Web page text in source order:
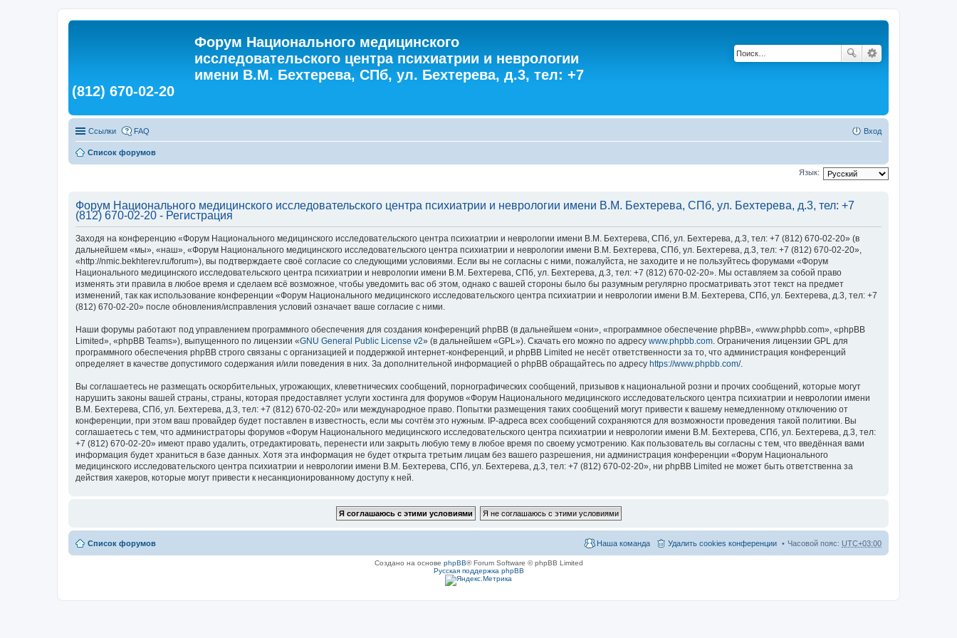
Форум Национального медицинского
исследовательского центра психиатрии и неврологии
имени В.М. Бехтерева, СПб, ул. Бехтерева, д.3, тел: +7
(812) 670-02-20
Ссылки FAQ Вход
Список форумов
Язык:
Форум Национального медицинского исследовательского центра психиатрии и неврологии имени В.М. Бехтерева, СПб, ул. Бехтерева, д.3, тел: +7
(812) 670-02-20 - Регистрация
Заходя на конференцию «Форум Национального медицинского исследовательского центра психиатрии и неврологии имени В.М. Бехтерева, СПб, ул. Бехтерева, д.3, тел: +7 (812) 670-02-20» (в
дальнейшем «мы», «наш», «Форум Национального медицинского исследовательского центра психиатрии и неврологии имени В.М. Бехтерева, СПб, ул. Бехтерева, д.3, тел: +7 (812) 670-02-20»,
«http://nmic.bekhterev.ru/forum»), вы подтверждаете своё согласие со следующими условиями. Если вы не согласны с ними, пожалуйста, не заходите и не пользуйтесь форумами «Форум
Национального медицинского исследовательского центра психиатрии и неврологии имени В.М. Бехтерева, СПб, ул. Бехтерева, д.3, тел: +7 (812) 670-02-20». Мы оставляем за собой право
изменять эти правила в любое время и сделаем всё возможное, чтобы уведомить вас об этом, однако с вашей стороны было бы разумным регулярно просматривать этот текст на предмет
изменений, так как использование конференции «Форум Национального медицинского исследовательского центра психиатрии и неврологии имени В.М. Бехтерева, СПб, ул. Бехтерева, д.3, тел: +7
(812) 670-02-20» после обновления/исправления условий означает ваше согласие с ними.
Наши форумы работают под управлением программного обеспечения для создания конференций phpBB (в дальнейшем «они», «программное обеспечение phpBB», «www.phpbb.com», «phpBB
Limited», «phpBB Teams»), выпущенного по лицензии «GNU General Public License v2» (в дальнейшем «GPL»). Скачать его можно по адресу www.phpbb.com. Ограничения лицензии GPL для
программного обеспечения phpBB строго связаны с организацией и поддержкой интернет-конференций, и phpBB Limited не несёт ответственности за то, что администрация конференций
определяет в качестве допустимого содержания и/или поведения в них. За дополнительной информацией о phpBB обращайтесь по адресу https://www.phpbb.com/.
Вы соглашаетесь не размещать оскорбительных, угрожающих, клеветнических сообщений, порнографических сообщений, призывов к национальной розни и прочих сообщений, которые могут
нарушить законы вашей страны, страны, которая предоставляет услуги хостинга для форумов «Форум Национального медицинского исследовательского центра психиатрии и неврологии имени
В.М. Бехтерева, СПб, ул. Бехтерева, д.3, тел: +7 (812) 670-02-20» или международное право. Попытки размещения таких сообщений могут привести к вашему немедленному отключению от
конференции, при этом ваш провайдер будет поставлен в известность, если мы сочтём это нужным. IP-адреса всех сообщений сохраняются для возможности проведения такой политики. Вы
соглашаетесь с тем, что администраторы форумов «Форум Национального медицинского исследовательского центра психиатрии и неврологии имени В.М. Бехтерева, СПб, ул. Бехтерева, д.3, тел:
+7 (812) 670-02-20» имеют право удалить, отредактировать, перенести или закрыть любую тему в любое время по своему усмотрению. Как пользователь вы согласны с тем, что введённая вами
информация будет храниться в базе данных. Хотя эта информация не будет открыта третьим лицам без вашего разрешения, ни администрация конференции «Форум Национального
медицинского исследовательского центра психиатрии и неврологии имени В.М. Бехтерева, СПб, ул. Бехтерева, д.3, тел: +7 (812) 670-02-20», ни phpBB Limited не может быть ответственна за
действия хакеров, которые могут привести к несанкционированному доступу к ней.
Список форумов Часовой пояс: UTC+03:00
Удалить cookies конференции
Наша команда
Создано на основе phpBB® Forum Software © phpBB Limited
Русская поддержка phpBB